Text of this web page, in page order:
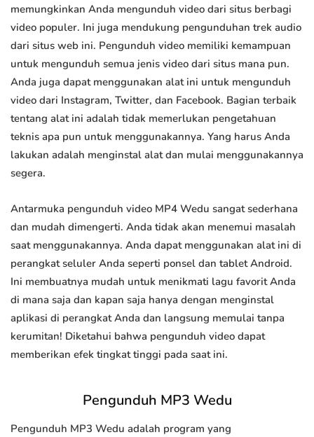
memungkinkan Anda mengunduh video dari situs berbagi
video populer. Ini juga mendukung pengunduhan trek audio
dari situs web ini. Pengunduh video memiliki kemampuan
untuk mengunduh semua jenis video dari situs mana pun.
Anda juga dapat menggunakan alat ini untuk mengunduh
video dari Instagram, Twitter, dan Facebook. Bagian terbaik
tentang alat ini adalah tidak memerlukan pengetahuan
teknis apa pun untuk menggunakannya. Yang harus Anda
lakukan adalah menginstal alat dan mulai menggunakannya
segera.
Antarmuka pengunduh video MP4 Wedu sangat sederhana
dan mudah dimengerti. Anda tidak akan menemui masalah
saat menggunakannya. Anda dapat menggunakan alat ini di
perangkat seluler Anda seperti ponsel dan tablet Android.
Ini membuatnya mudah untuk menikmati lagu favorit Anda
di mana saja dan kapan saja hanya dengan menginstal
aplikasi di perangkat Anda dan langsung memulai tanpa
kerumitan! Diketahui bahwa pengunduh video dapat
memberikan efek tingkat tinggi pada saat ini.
Pengunduh MP3 Wedu
Pengunduh MP3 Wedu adalah program yang